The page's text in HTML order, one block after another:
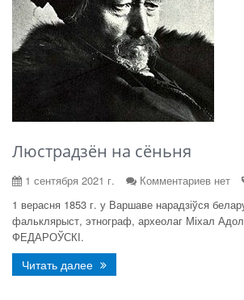
Люстрадзён на сёньня
1 сентября 2021 г. Комментариев нет
1 верасня 1853 г. у Варшаве нарадзіўся
фальклярыст, этнограф, археолаг Міхал
ФЕДАРОЎСКІ.
Читать далее